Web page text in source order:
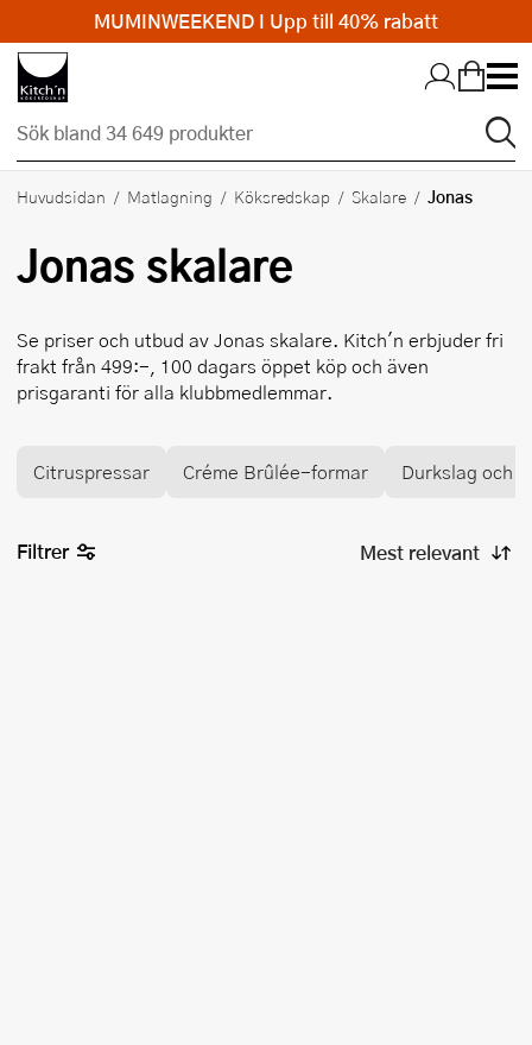
Hopp till huvudinnehållet
Huvudsidan Matlagning Köksredskap Skalare Jonas
Jonas skalare
Se priser och utbud avJonas skalare. Kitch'n erbjuder fri
frakt från 499:-, 100 dagars öppet köp och även
prisgaranti för alla klubbmedlemmar.
Citruspressar Créme Brûlée-formar Durkslag och
Filtrer
MUMINWEEKEND I Upp till 40% rabatt